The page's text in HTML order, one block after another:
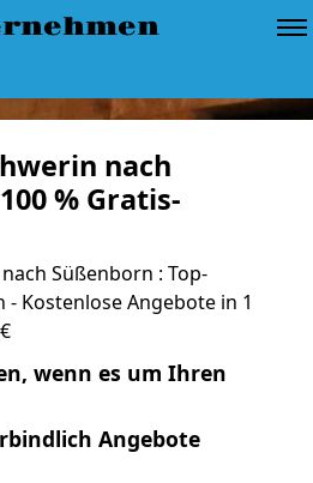
nach
% Gratis-
Süßenborn : Top-
Kostenlose Angebote in 1
wenn es um Ihren
Angebote